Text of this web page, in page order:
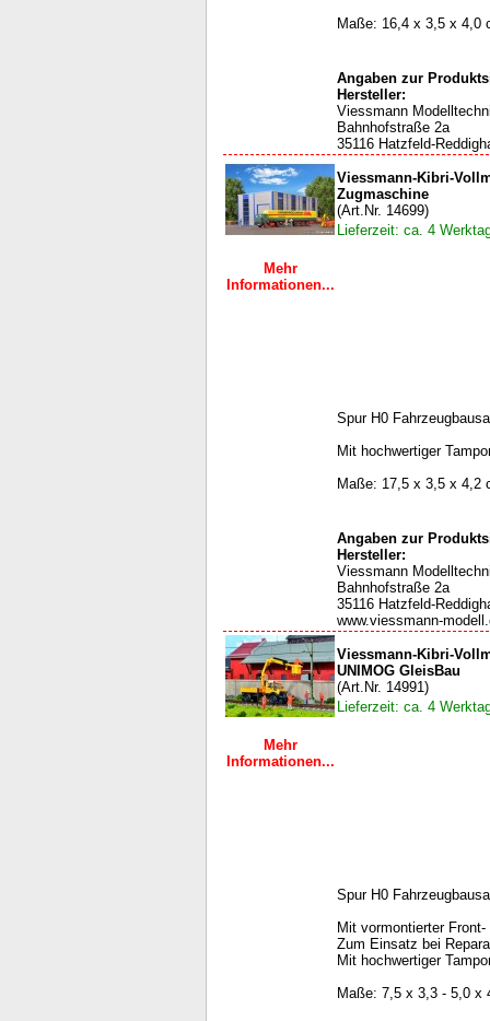
Maße: 16,4 x 3,5 x 4,0
Angaben zur
Hersteller:
Viessmann
Bahnhofstraße 2a
35116 Hatzfeld-
Mehr
Informationen...
Viessmann-Kibri-
Zugmaschine
(Art.Nr. 14699)
Lieferzeit: ca. 4
Spur H0
Mit hochwertiger
Maße: 17,5 x 3,5 x 4,2
Angaben zur
Hersteller:
Viessmann
Bahnhofstraße 2a
35116 Hatzfeld-
www.viessmann-
Mehr
Informationen...
Viessmann-Kibri-
UNIMOG GleisBau
(Art.Nr. 14991)
Lieferzeit: ca. 4
Spur H0
Mit vormontierter
Zum Einsatz bei
Mit hochwertiger
Maße: 7,5 x 3,3 - 5,0 x